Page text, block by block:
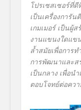
โปรเซสเซอร์ที่
เป็นเครื่องการั
เกมเมอร์ เป็นผู้ส
งานแขนงใดแข
ล้ำสมัยเพื่อการท
การพัฒนาและ
เป็นกลาง เพื่อ
ตอบโจทย์ต่อคว